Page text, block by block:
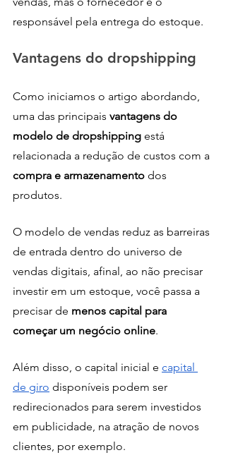
responsável pela entrega do estoque.
Vantagens do dropshipping
Como iniciamos o artigo abordando,
uma das principais vantagens do
modelo de dropshipping está
relacionada a redução de custos com a
compra e armazenamento dos
produtos.
O modelo de vendas reduz as barreiras
de entrada dentro do universo de
vendas digitais, afinal, ao não precisar
investir em um estoque, você passa a
precisar de menos capital para
começar um negócio online.
Além disso, o capital inicial e capital
de giro disponíveis podem ser
redirecionados para serem investidos
em publicidade, na atração de novos
clientes, por exemplo.